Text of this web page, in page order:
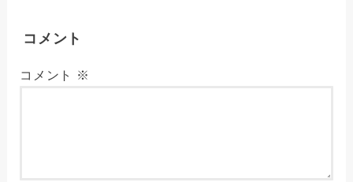
コメント
コメント ※